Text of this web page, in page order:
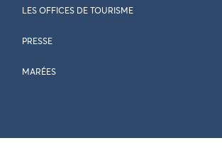
LES OFFICES DE TOURISME
PRESSE
MARÉES